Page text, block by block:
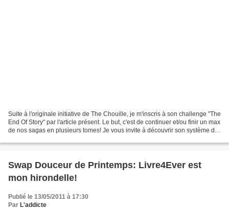
Suite à l'originale initiative de The Chouille, je m'inscris à son challenge "The
End Of Story" par l'article présent. Le but, c'est de continuer et/ou finir un max
de nos sagas en plusieurs tomes! Je vous invite à découvrir son système de
Swap Douceur de Printemps: Livre4Ever est
mon hirondelle!
Publié le 13/05/2011 à 17:30
Par L'addicte